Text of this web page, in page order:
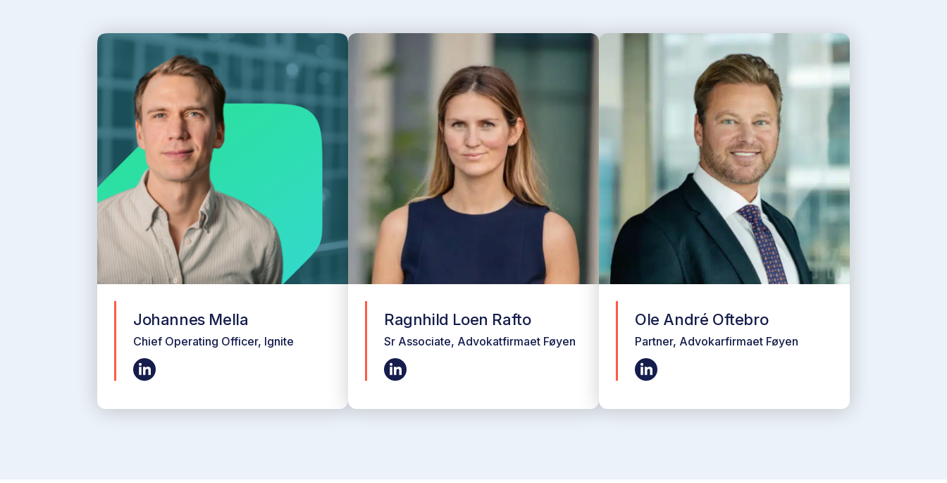
Johannes Mella
Chief Operating Officer, Ignite
Ragnhild Loen Rafto
Sr Associate, Advokatfirmaet Føyen
Ole André Oftebro
Partner, Advokarfirmaet Føyen